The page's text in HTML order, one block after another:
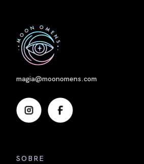
magia@moonomens.com
SOBRE
Nome